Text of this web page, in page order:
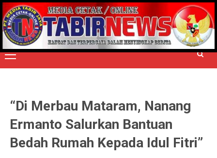
Skip
to
content
TERPERCAYA MENYINGKAP BERITA
Primary
Menu
“Di Merbau Mataram, Nanang
Ermanto Salurkan Bantuan
Bedah Rumah Kepada Idul Fitri”